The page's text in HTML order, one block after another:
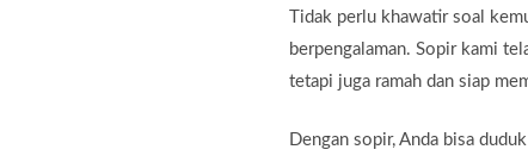
Tidak perlu khawatir soal
berpengalaman. Sopir kami
tetapi juga ramah dan siap
Dengan sopir, Anda bisa